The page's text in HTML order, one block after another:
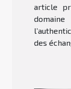
article
des